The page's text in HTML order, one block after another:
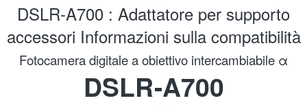
DSLR-A700 : Adattatore per supporto
accessori Informazioni sulla compatibilità
Fotocamera digitale a obiettivo intercambiabile α
DSLR-A700